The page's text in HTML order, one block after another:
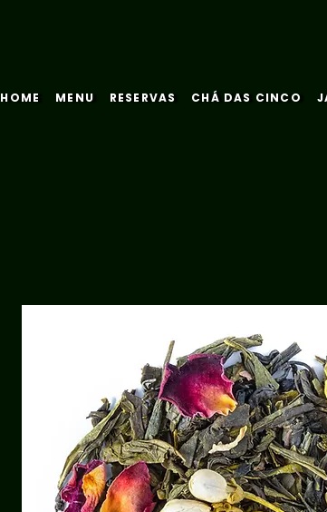
HOME MENU RESERVAS CHÁ DAS CINCO